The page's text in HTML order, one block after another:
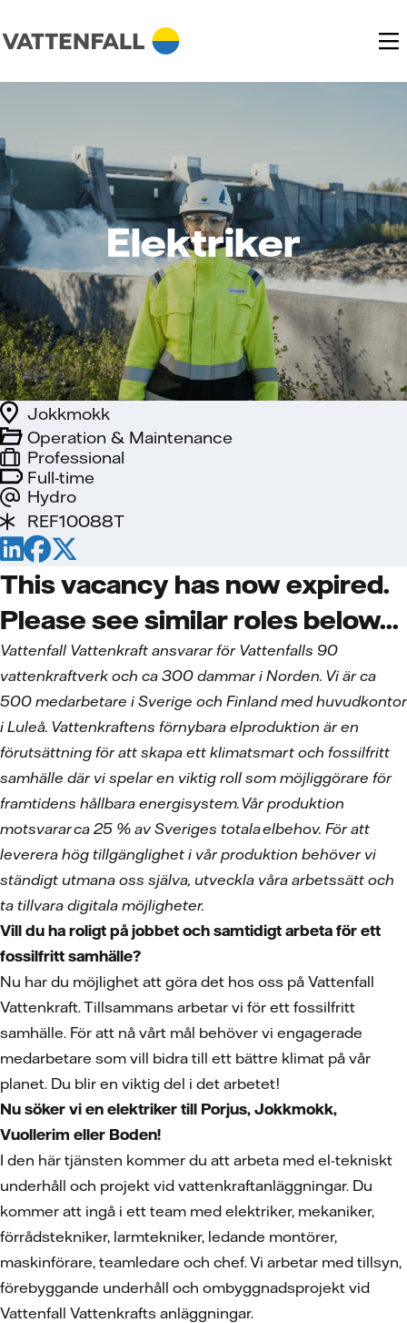
Elektriker
Full-time
Hydro
Jokkmokk
Professional
Operation & Maintenance
REF10088T
This vacancy has now expired.
Please see similar roles below...
Vattenfall Vattenkraft ansvarar för Vattenfalls 90
vattenkraftverk och ca 300 dammar i Norden. Vi är ca
500 medarbetare i Sverige och Finland med huvudkontor
i Luleå. Vattenkraftens förnybara elproduktion är en
förutsättning för att skapa ett klimatsmart och fossilfritt
samhälle där vi spelar en viktig roll som möjliggörare för
framtidens hållbara energisystem. Vår produktion
motsvarar ca 25 % av Sveriges totala elbehov. För att
leverera hög tillgänglighet i vår produktion behöver vi
ständigt utmana oss själva, utveckla våra arbetssätt och
ta tillvara digitala möjligheter.
Vill du ha roligt på jobbet och samtidigt arbeta för ett
fossilfritt samhälle?
Nu har du möjlighet att göra det hos oss på Vattenfall
Vattenkraft. Tillsammans arbetar vi för ett fossilfritt
samhälle. För att nå vårt mål behöver vi engagerade
medarbetare som vill bidra till ett bättre klimat på vår
planet. Du blir en viktig del i det arbetet!
Nu söker vi en elektriker till Porjus, Jokkmokk,
Vuollerim eller Boden!
I den här tjänsten kommer du att arbeta med el-tekniskt
underhåll och projekt vid vattenkraftanläggningar. Du
kommer att ingå i ett team med elektriker, mekaniker,
förrådstekniker, larmtekniker, ledande montörer,
maskinförare, teamledare och chef. Vi arbetar med tillsyn,
förebyggande underhåll och ombyggnadsprojekt vid
Vattenfall Vattenkrafts anläggningar.